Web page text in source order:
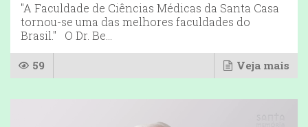
"A Faculdade de Ciências Médicas da Santa Casa
tornou-se uma das melhores faculdades do
Brasil." O Dr. Be...
59 Veja mais